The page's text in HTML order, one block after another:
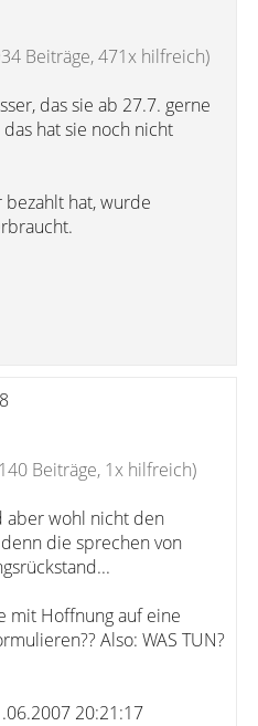
Beiträge, 471x hilfreich)
das sie ab 27.7. gerne
hat sie noch nicht
bezahlt hat, wurde
Beiträge, 1x hilfreich)
aber wohl nicht den
die sprechen von
mit Hoffnung auf eine
Also: WAS TUN?
20:21:17